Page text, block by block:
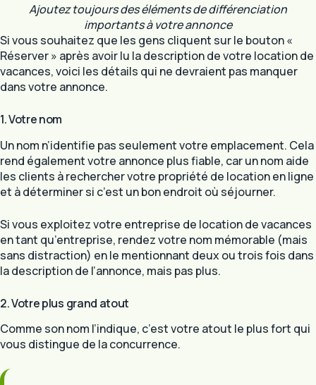
Ajoutez toujours des éléments de différenciation
importants à votre annonce
Si vous souhaitez que les gens cliquent sur le bouton «
Réserver » après avoir lu la description de votre location de
vacances, voici les détails qui ne devraient pas manquer
dans votre annonce.
1. Votre nom
Un nom n’identifie pas seulement votre emplacement. Cela
rend également votre annonce plus fiable, car un nom aide
les clients à rechercher votre propriété de location en ligne
et à déterminer si c’est un bon endroit où séjourner.
Si vous exploitez votre entreprise de location de vacances
en tant qu’entreprise, rendez votre nom mémorable (mais
sans distraction) en le mentionnant deux ou trois fois dans
la description de l’annonce, mais pas plus.
2. Votre plus grand atout
Comme son nom l’indique, c’est votre atout le plus fort qui
vous distingue de la concurrence.